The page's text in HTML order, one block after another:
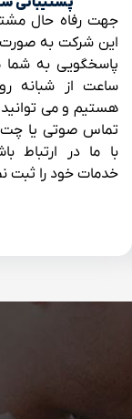
جهت رفاه حال
این شرکت به صورت
پاسخگویی به شما
ساعت از شبانه
هستیم و می
تماس صوتی یا چت
با ما در ارتباط
خدمات خود را ثبت